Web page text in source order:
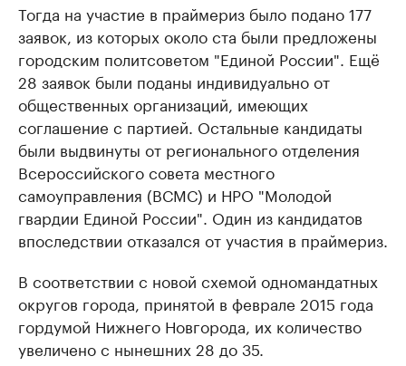
Тогда на участие в праймериз было подано 177
заявок, из которых около ста были предложены
городским политсоветом "Единой России". Ещё
28 заявок были поданы индивидуально от
общественных организаций, имеющих
соглашение с партией. Остальные кандидаты
были выдвинуты от регионального отделения
Всероссийского совета местного
самоуправления (ВСМС) и НРО "Молодой
гвардии Единой России". Один из кандидатов
впоследствии отказался от участия в праймериз.
В соответствии с новой схемой одномандатных
округов города, принятой в феврале 2015 года
гордумой Нижнего Новгорода, их количество
увеличено с нынешних 28 до 35.